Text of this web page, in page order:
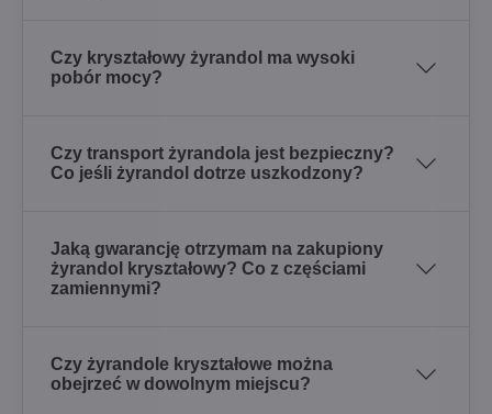
Czy kryształowy żyrandol ma wysoki
pobór mocy?
Czy transport żyrandola jest bezpieczny?
Co jeśli żyrandol dotrze uszkodzony?
Jaką gwarancję otrzymam na zakupiony
żyrandol kryształowy? Co z częściami
zamiennymi?
Czy żyrandole kryształowe można
obejrzeć w dowolnym miejscu?